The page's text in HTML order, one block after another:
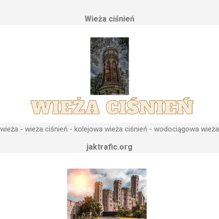
najwyższym lokalnym wzniesieniu. Ponieważ gromadząca się
Wieża ciśnień
- wieża ciśnień - kolejowa wieża ciśnień - wodociągowa
jaktrafic.org